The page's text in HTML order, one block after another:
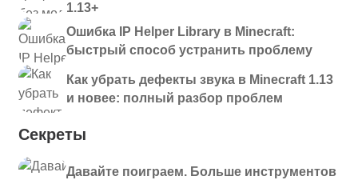
1.13+
Ошибка IP Helper Library в Minecraft:
быстрый способ устранить проблему
Как убрать дефекты звука в Minecraft 1.13
и новее: полный разбор проблем
Секреты
Давайте поиграем. Больше инструментов